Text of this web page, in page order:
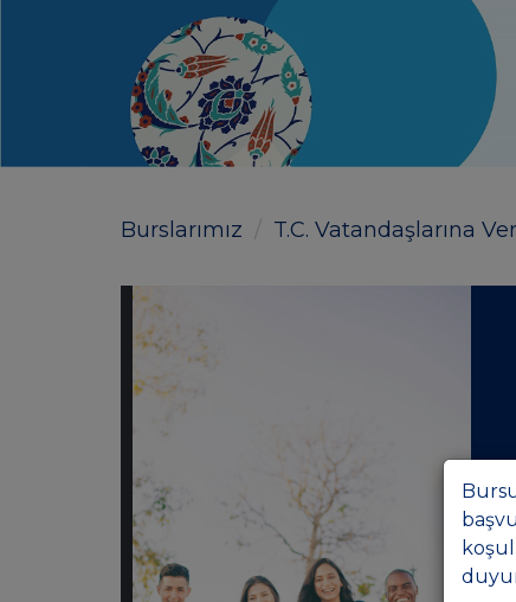
Burslarımız T.C. Vatandaşlarına